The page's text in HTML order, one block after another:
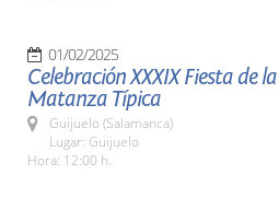
01/02/2025
Celebración XXXIX Fiesta de la
Matanza Típica
Guijuelo (Salamanca)
Lugar: Guijuelo
Hora: 12:00 h.